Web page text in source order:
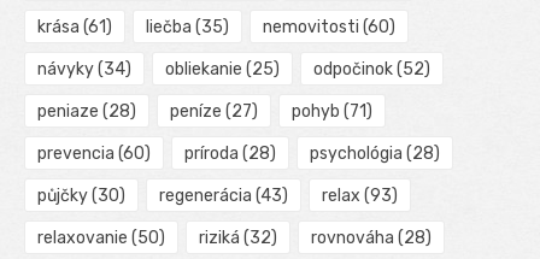
krása (61) liečba (35) nemovitosti (60)
návyky(34) obliekanie (25) odpočinok(52)
peniaze (28) peníze (27) pohyb (71)
prevencia (60) príroda (28) psychológia (28)
půjčky(30) regenerácia (43) relax (93)
relaxovanie (50) riziká (32) rovnováha (28)